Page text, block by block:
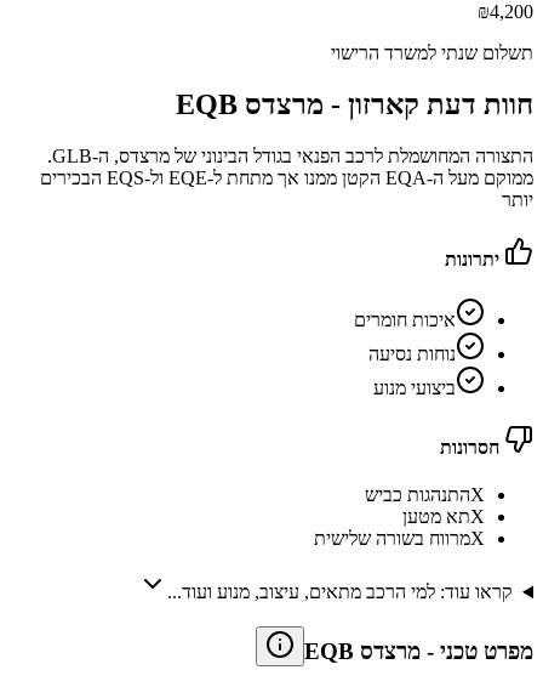
₪4,200
תשלום שנתי למשרד הרישוי
חוות דעת קארזון - מרצדס EQB
התצורה המחושמלת לרכב הפנאי בגודל הבינוני של מרצדס, ה-GLB.
ממוקם מעל ה-EQA הקטן ממנו אך מתחת ל-EQE ול-EQS הבכירים
יותר
יתרונות
איכות חומרים
נוחות נסיעה
ביצועי מנוע
חסרונות
Xהתנהגות כביש
Xתא מטען
Xמרווח בשורה שלישית
קראו עוד: למי הרכב מתאים, עיצוב, מנוע ועוד...
מפרט טכני - מרצדס EQB